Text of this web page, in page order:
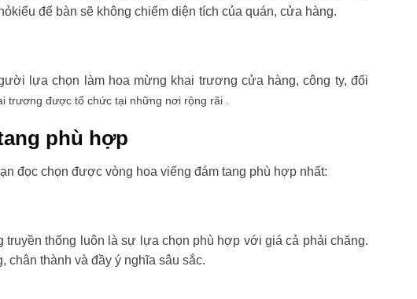
để bàn sẽ không chiếm diện tích của quán, cửa hàng.
lựa chọn làm hoa mừng khai trương cửa hàng, công ty, đối
trương được tổ chức tại những nơi rộng rãi .
phù hợp
đọc chọn được vòng hoa viếng đám tang phù hợp nhất:
truyền thống luôn là sự lựa chọn phù hợp với giá cả phải chăng.
chân thành và đầy ý nghĩa sâu sắc.